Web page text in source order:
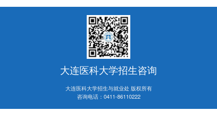
大连医科大学招生咨询
大连医科大学招生与就业处 版权所有
咨询电话： 0411-86110222